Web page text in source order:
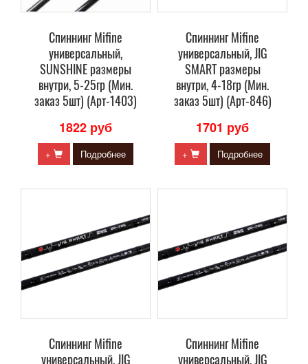
Спиннинг Mifine
универсальный,
SUNSHINE размеры
внутри, 5-25гр (Мин.
заказ 5шт) (Арт-1403)
1822 руб
+ Подробнее
Спиннинг Mifine
универсальный, JIG
SMART размеры
внутри, 4-18гр (Мин.
заказ 5шт) (Арт-846)
1701 руб
+ Подробнее
Спиннинг Mifine
универсальный, JIG
Спиннинг Mifine
универсальный, JIG